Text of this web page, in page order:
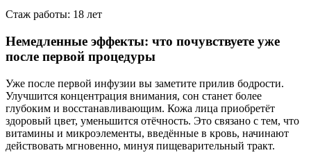
Стаж работы: 18 лет
Немедленные эффекты: что почувствуете уже
после первой процедуры
Уже после первой инфузии вы заметите прилив бодрости.
Улучшится концентрация внимания, сон станет более
глубоким и восстанавливающим. Кожа лица приобретёт
здоровый цвет, уменьшится отёчность. Это связано с тем, что
витамины и микроэлементы, введённые в кровь, начинают
действовать мгновенно, минуя пищеварительный тракт.